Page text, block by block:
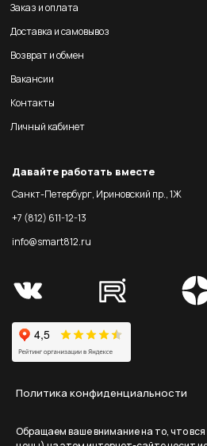
Заказ и оплата
Доставка и самовывоз
Возврат и обмен
Вакансии
Контакты
Личный кабинет
Давайте работать вместе
Санкт-Петербург, Ириновский пр., 1Ж
+7 (812) 611-12-13
info@smart812.ru
Политика конфиденциальности
Обращаем ваше внимание на то, что